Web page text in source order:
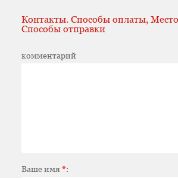
Контакты. Способы оплаты,
Способы отправки
комментарий
Ваше имя*: